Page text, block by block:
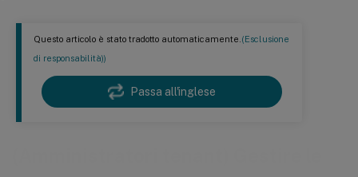
Questo articolo è stato tradotto automaticamente.(Esclusione
di responsabilità))
Passa all'inglese